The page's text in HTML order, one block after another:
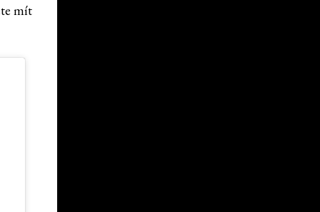
mít